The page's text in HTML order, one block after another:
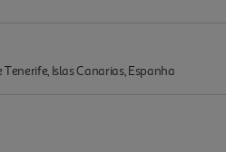
Islas Canarias, Espanha